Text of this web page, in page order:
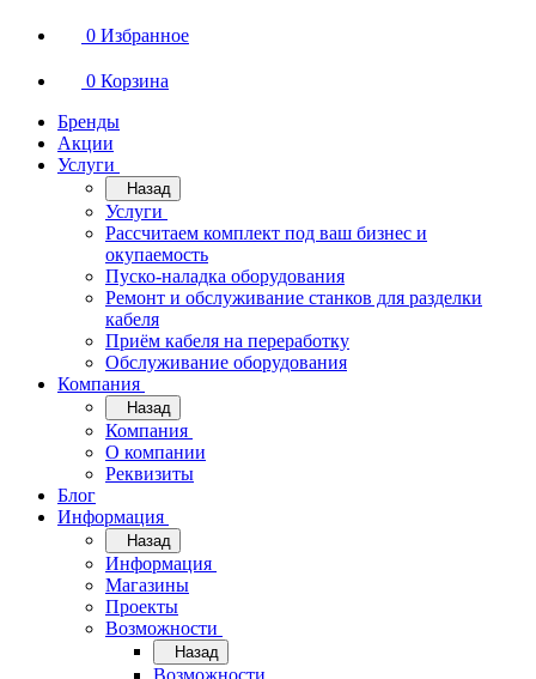
0 Избранное
0 Корзина
Бренды
Акции
Услуги
Назад
Услуги
Рассчитаем комплект под ваш бизнес и
окупаемость
Пуско-наладка оборудования
Ремонт и обслуживание станков для разделки
кабеля
Приём кабеля на переработку
Обслуживание оборудования
Компания
Назад
Компания
О компании
Реквизиты
Блог
Информация
Назад
Информация
Магазины
Проекты
Возможности
Назад
Возможности